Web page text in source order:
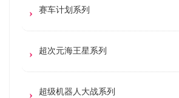
赛车计划系列
超次元海王星系列
超级机器人大战系列